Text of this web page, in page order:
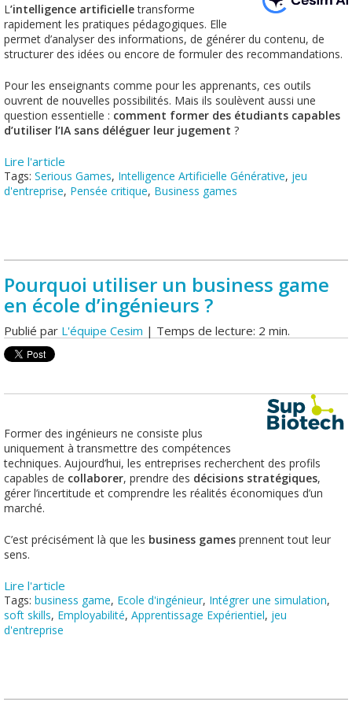
L ’intelligence artificielletransforme
rapidement les pratiques pédagogiques. Elle
permet d’analyser des informations, de générer du contenu, de
structurer des idées ou encore de formuler des recommandations.
Pour les enseignants comme pour les apprenants, ces outils
ouvrent de nouvelles possibilités. Mais ils soulèvent aussi une
question essentielle : comment former des étudiants capables
d’utiliser l’IA sans déléguer leur jugement ?
Lire l'article
Tags: Serious Games, Intelligence Artificielle Générative, jeu
d'entreprise, Pensée critique, Business games
Pourquoi utiliser un business game
en école d’ingénieurs ?
Publié par L'équipe Cesim | Temps de lecture: 2 min.
Former des ingénieurs ne consiste plus
uniquement à transmettre des compétences
techniques. Aujourd’hui, les entreprises recherchent des profils
capables de collaborer, prendre des décisions stratégiques,
gérer l’incertitude et comprendre les réalités économiques d’un
marché.
C’est précisément là que les business games prennent tout leur
sens.
Lire l'article
Tags: business game, Ecole d'ingénieur, Intégrer une simulation,
soft skills, Employabilité, Apprentissage Expérientiel, jeu
d'entreprise